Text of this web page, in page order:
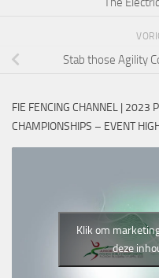
Stab those Agility
FIE FENCING CHANNEL | 2023
CHAMPIONSHIPS – EVENT
Klik om
deze